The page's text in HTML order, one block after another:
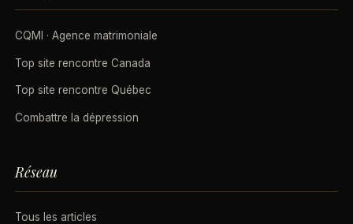
CQMI · Agence matrimoniale
Top site rencontre Canada
Top site rencontre Québec
Combattre la dépression
Réseau
Tous les articles